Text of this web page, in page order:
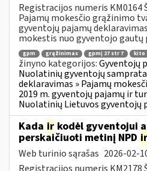
Registracijos numeris
Pajamų mokesčio grąžinimo
gyventojų pajamų
mokestis nuo gyventojo gautų
gpm grąžinimas gpmį 27 str 7 kito
žinyno kategorijos:Gyventojų
Nuolatinių gyventojų
deklaravimas » Pajamų
2019 m. gyventojų pajamų ir
Nuolatinių Lietuvos gyventojų
Kada ir kodėl gyventojui
perskaičiuoti metinį NPD ir
Web turinio sąrašas 2026-02-
Registracijos numeris